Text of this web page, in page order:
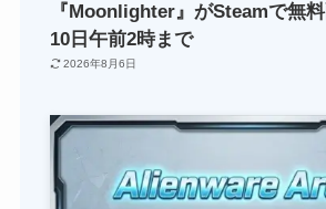
『Moonlighter』がSteamで無
10日午前2時まで
2026年8月6日